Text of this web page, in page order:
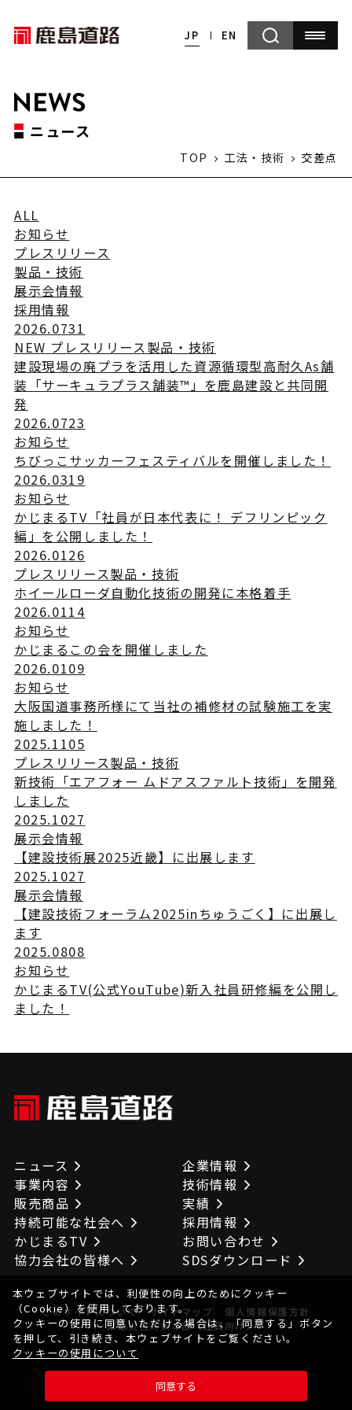
JP EN
ニュース
TOP 工法・技術 交差点
ALL
お知らせ
プレスリリース
製品・技術
展示会情報
採用情報
2026.0731
NEW プレスリリース製品・技術
建設現場の廃プラを活用した資源循環型高耐久As舗
装「サーキュラプラス舗装™」を鹿島建設と共同開
発
2026.0723
お知らせ
ちびっこサッカーフェスティバルを開催しました！
2026.0319
お知らせ
かじまるTV「社員が日本代表に！ デフリンピック
編」を公開しました！
2026.0126
プレスリリース製品・技術
ホイールローダ自動化技術の開発に本格着手
2026.0114
お知らせ
かじまるこの会を開催しました
2026.0109
お知らせ
大阪国道事務所様にて当社の補修材の試験施工を実
施しました！
2025.1105
プレスリリース製品・技術
新技術「エアフォー ムドアスファルト技術」を開発
しました
2025.1027
展示会情報
【建設技術展2025近畿】に出展します
2025.1027
展示会情報
【建設技術フォーラム2025inちゅうごく】に出展し
ます
2025.0808
お知らせ
かじまるTV(公式YouTube)新入社員研修編を公開し
ました！
ニュース
企業情報
事業内容
技術情報
販売商品
実績
持続可能な社会へ
採用情報
かじまるTV
お問い合わせ
協力会社の皆様へ
SDSダウンロード
このサイトについて サイトマップ
個人情報保護方針
緊急災害対策本部（社員向け）
© KAJIMAROAD CO.,LTD. All Rights Reserved.
本ウェブサイトでは、利便性の向上のためにクッキー
（Cookie）を使用しております。
クッキーの使用に同意いただける場合は、「同意する」ボタン
を押して、引き続き、本ウェブサイトをご覧ください。
クッキーの使用について
同意する